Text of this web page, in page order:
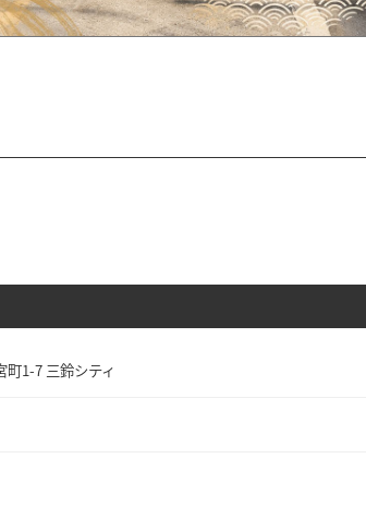
1-7 三鈴シティ